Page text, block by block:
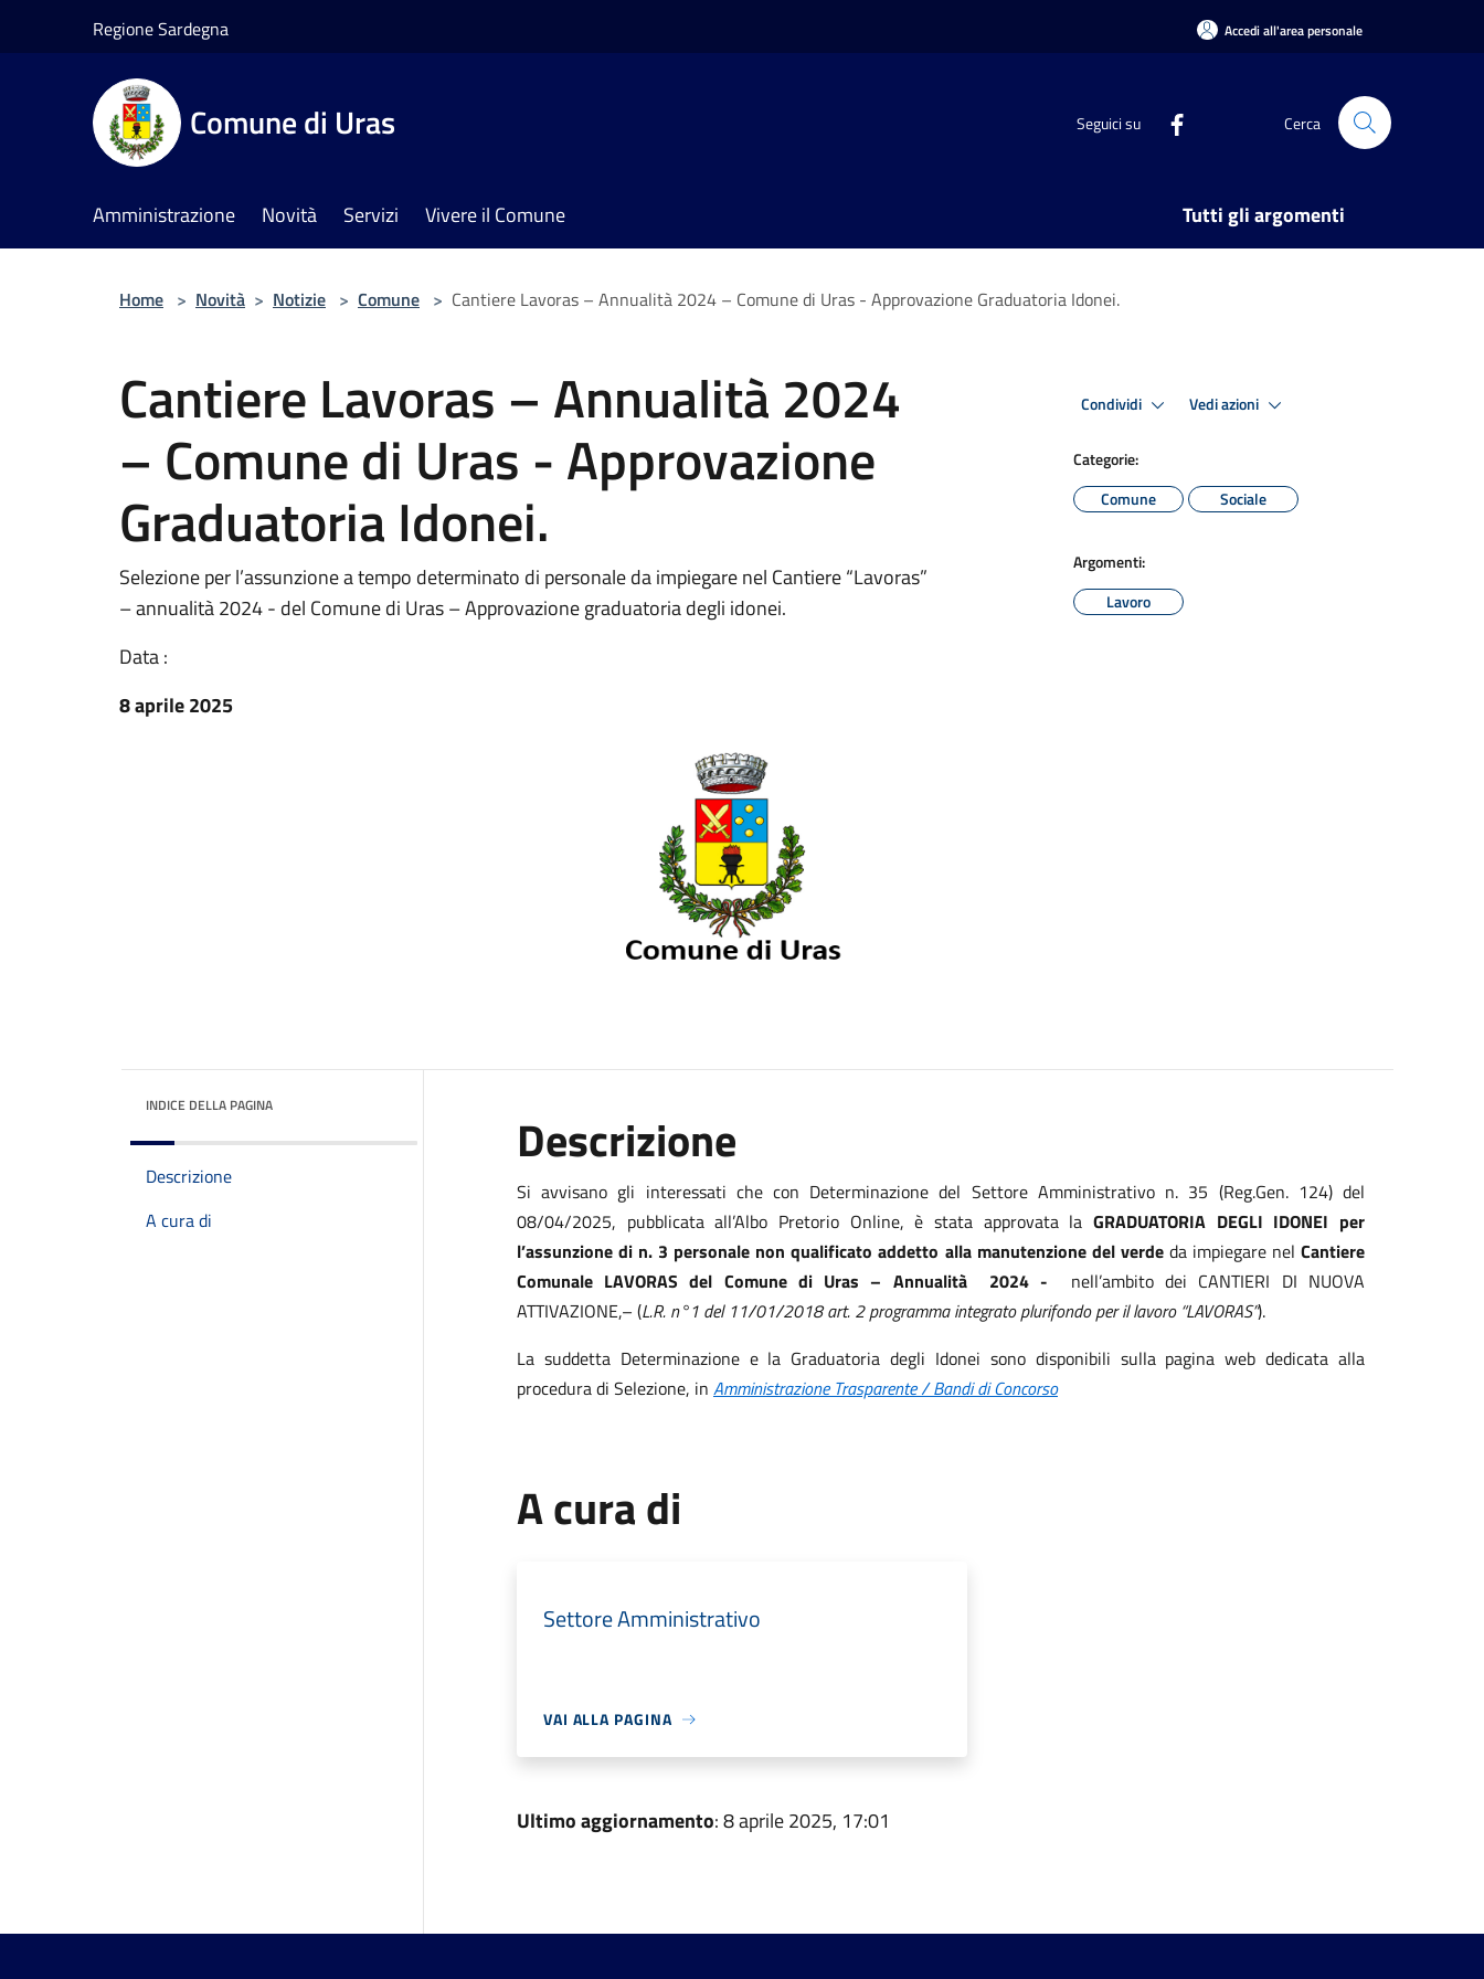
Regione Sardegna Accedi all'area personale
Comune di Uras Seguici su Cerca
Amministrazione Novità Servizi Vivere il Comune Tutti gli argomenti
Home > Novità > Notizie > Comune > Cantiere Lavoras – Annualità 2024 – Comune di Uras - Approvazione Graduatoria Idonei.
Cantiere Lavoras – Annualità 2024
– Comune di Uras - Approvazione
Graduatoria Idonei.
Selezione per l’assunzione a tempo determinato di personale da impiegare nel Cantiere “Lavoras”
– annualità 2024 - del Comune di Uras – Approvazione graduatoria degli idonei.
Data :
8 aprile 2025
Condividi Vedi azioni
Categorie:
Comune
Sociale
Argomenti:
Lavoro
INDICE DELLA PAGINA
Descrizione
A cura di
Descrizione
Si avvisano gli interessati che con Determinazione del Settore Amministrativo n. 35 (Reg.Gen. 124) del
08/04/2025, pubblicata all’Albo Pretorio Online, è stata approvata la GRADUATORIA DEGLI IDONEI per
l’assunzione di n. 3 personale non qualificato addetto alla manutenzione del verdeda impiegare nel Cantiere
Comunale LAVORAS del Comune di Uras – Annualità
2024 -
nell’ambito dei CANTIERI DI NUOVA
ATTIVAZIONE,– (L.R. n°1 del 11/01/2018 art. 2 programma integrato plurifondo per il lavoro “LAVORAS”).
La suddetta Determinazione e la Graduatoria degli Idonei sono disponibili sulla pagina web dedicata alla
procedura di Selezione, in Amministrazione Trasparente / Bandi di Concorso
A cura di
Settore Amministrativo
VAI ALLA PAGINA
Ultimo aggiornamento: 8 aprile 2025, 17:01